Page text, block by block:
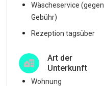
Wäscheservice (gegen
Gebühr)
Rezeption tagsüber
Art der
Unterkunft
Wohnung